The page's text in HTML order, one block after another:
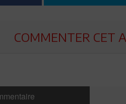
COMMENTER CET